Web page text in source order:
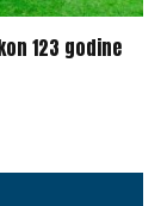
123 godine